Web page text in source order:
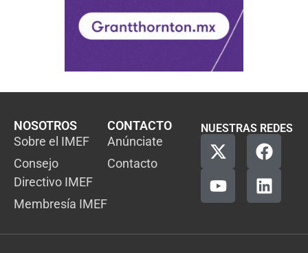
NOSOTROS
Sobre el IMEF
Consejo
Directivo IMEF
Membresía IMEF
CONTACTO
Anúnciate
Contacto
NUESTRAS REDES